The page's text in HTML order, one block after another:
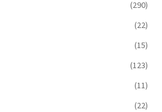
(290)
(22)
(15)
(123)
(11)
(22)